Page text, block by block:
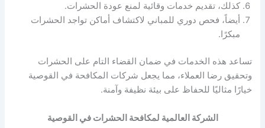
كذلك، تقديم خدمات وقائية لمنع عودة الحشرات.
أيضاً، فحص دوري للمباني لاكتشاف أماكن تواجد الحشرات
مبكرًا.
تساعد هذه الخدمات في ضمان القضاء التام على الحشرات
وتحقيق رضا العملاء، مما يجعل شركات المكافحة في القوصية
خيارًا مثاليًا للحفاظ على بيئة نظيفة وآمنة.
الشركة العالمية لمكافحة الحشرات في القوصية